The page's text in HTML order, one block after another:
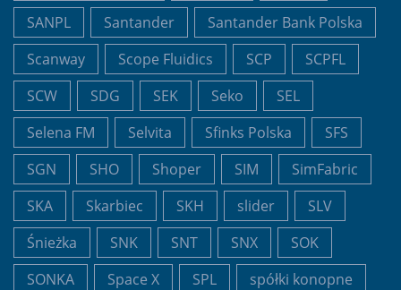
SANPL
Santander
Santander Bank Polska
Scanway
Scope Fluidics SCP
SCPFL
SCW
SDG SEK Seko
SEL
Selena FM
Selvita Sfinks Polska
SFS
SGN
SHO Shoper SIM
SimFabric
SKA
Skarbiec SKH slider
SLV
Śnieżka
SNK SNT SNX
SOK
SONKA
Space X SPL
spółki konopne